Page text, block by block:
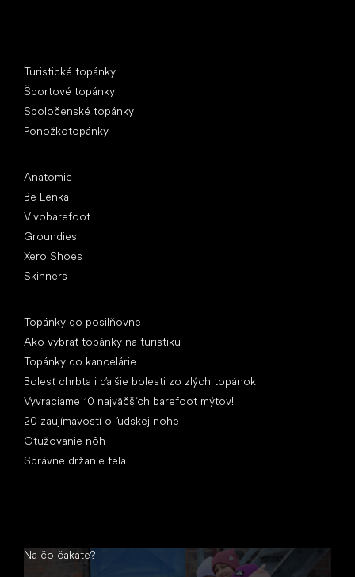
Turistické topánky
Športové topánky
Spoločenské topánky
Ponožkotopánky
Anatomic
Be Lenka
Vivobarefoot
Groundies
Xero Shoes
Skinners
Topánky do posilňovne
Ako vybrať topánky na turistiku
Topánky do kancelárie
Bolesť chrbta i ďalšie bolesti zo zlých topánok
Vyvraciame 10 najväčších barefoot mýtov!
20 zaujímavostí o ľudskej nohe
Otužovanie nôh
Správne držanie tela
Na čo čakáte?